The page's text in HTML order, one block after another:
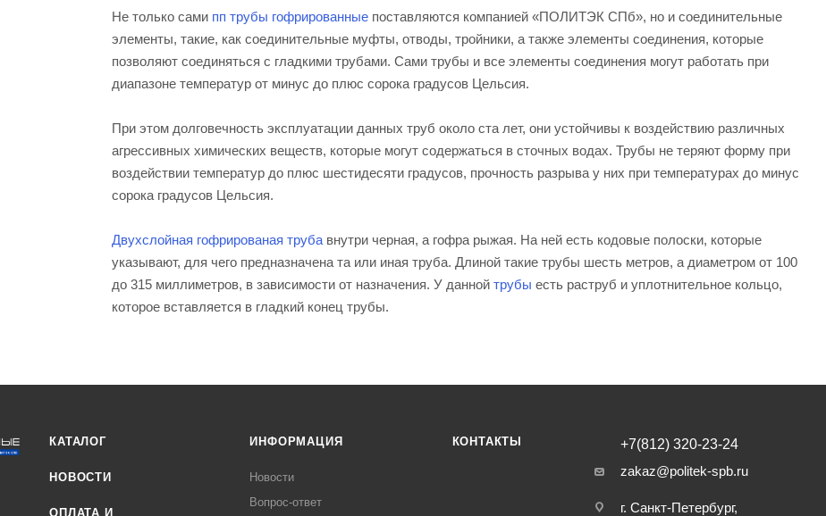
Не только сами пп трубы гофрированные поставляются компанией «ПОЛИТЭК СПб», но и соединительные
элементы, такие, как соединительные муфты, отводы, тройники, а также элементы соединения, которые
позволяют соединяться с гладкими трубами. Сами трубы и все элементы соединения могут работать при
диапазоне температур от минус до плюс сорока градусов Цельсия.
При этом долговечность эксплуатации данных труб около ста лет, они устойчивы к воздействию различных
агрессивных химических веществ, которые могут содержаться в сточных водах. Трубы не теряют форму при
воздействии температур до плюс шестидесяти градусов, прочность разрыва у них при температурах до минус
сорока градусов Цельсия.
Двухслойная гофрированая трубавнутри черная, а гофра рыжая. На ней есть кодовые полоски, которые
указывают, для чего предназначена та или иная труба. Длиной такие трубы шесть метров, а диаметром от 100
до 315 миллиметров, в зависимости от назначения. У данной трубы есть раструб и уплотнительное кольцо,
которое вставляется в гладкий конец трубы.
КАТАЛОГ
НОВОСТИ
ОПЛАТА И
ИНФОРМАЦИЯ
Новости
Вопрос-ответ
КОНТАКТЫ
+7(812) 320-23-24
zakaz@politek-spb.ru
г. Санкт-Петербург,